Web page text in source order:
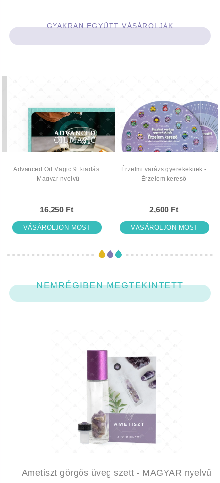
GYAKRAN EGYÜTT VÁSÁROLJÁK
Advanced Oil Magic 9. kiadás
- Magyar nyelvű
16,250 Ft
VÁSÁROLJON MOST
Érzelmi varázs gyerekeknek -
Érzelem kereső
2,600 Ft
VÁSÁROLJON MOST
NEMRÉGIBEN MEGTEKINTETT
Ametiszt görgős üveg szett - MAGYAR nyelvű